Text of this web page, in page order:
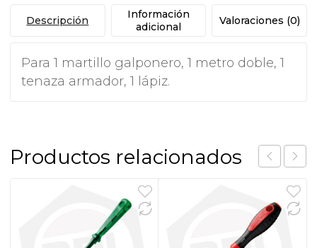
Descripción
Información
adicional
Valoraciones (0)
Para 1 martillo galponero, 1 metro doble, 1
tenaza armador, 1 lápiz.
Productos relacionados